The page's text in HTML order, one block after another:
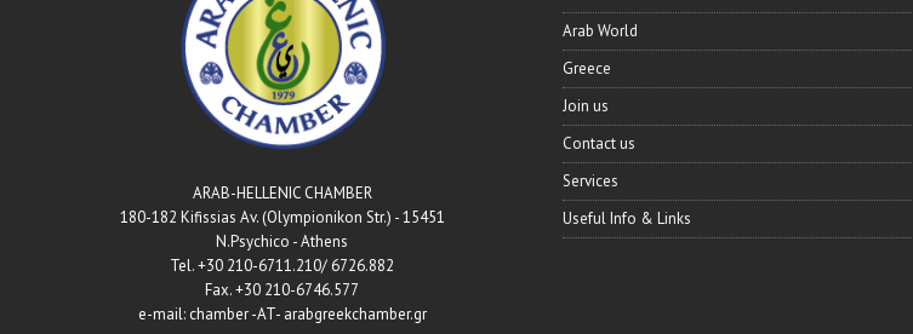
ARAB-HELLENIC CHAMBER
180-182 Kifissias Av. (Olympionikon Str.) - 15451
N.Psychico - Athens
Tel. +30 210-6711.210/ 6726.882
Fax. +30 210-6746.577
e-mail: chamber -AT- arabgreekchamber.gr
Arab World
Greece
Join us
Contact us
Services
Useful Info & Links